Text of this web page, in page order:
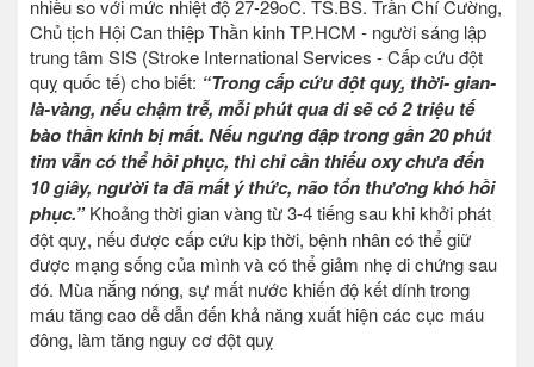
nhiều so với mức nhiệt độ 27-29oC. TS.BS. Trần Chí Cường,
Chủ tịch Hội Can thiệp Thần kinh TP.HCM - người sáng lập
trung tâm SIS (Stroke International Services - Cấp cứu đột
quỵ quốc tế) cho biết: “Trong cấp cứu đột quỵ, thời- gian-
là-vàng, nếu chậm trễ, mỗi phút qua đi sẽ có 2 triệu tế
bào thần kinh bị mất. Nếu ngưng đập trong gần 20 phút
tim vẫn có thể hồi phục, thì chỉ cần thiếu oxy chưa đến
10 giây, người ta đã mất ý thức, não tổn thương khó hồi
phục.”Khoảng thời gian vàng từ 3-4 tiếng sau khi khởi phát
đột quỵ, nếu được cấp cứu kịp thời, bệnh nhân có thể giữ
được mạng sống của mình và có thể giảm nhẹ di chứng sau
đó. Mùa nắng nóng, sự mất nước khiến độ kết dính trong
máu tăng cao dễ dẫn đến khả năng xuất hiện các cục máu
đông, làm tăng nguy cơ đột quỵ